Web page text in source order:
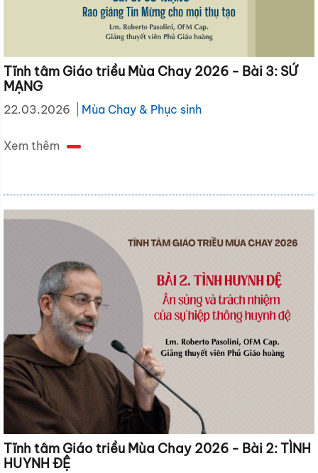
Tĩnh tâm Giáo triều Mùa Chay 2026 - Bài 3: SỨ
MẠNG
22.03.2026 Mùa Chay & Phục sinh
Xem thêm
Tĩnh tâm Giáo triều Mùa Chay 2026 - Bài 2: TÌNH
HUYNH ĐỆ